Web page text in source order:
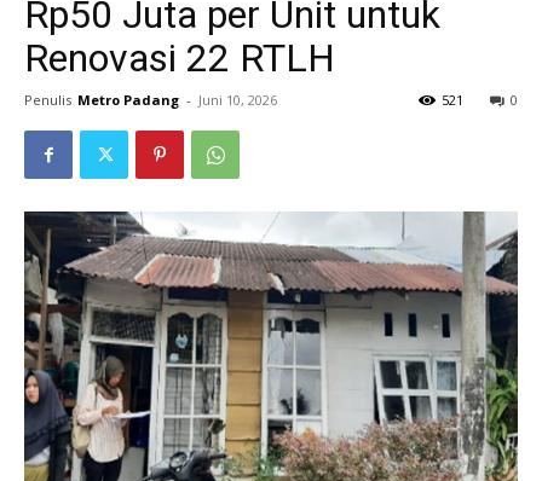
Rp50 Juta per Unit untuk
Renovasi 22 RTLH
Penulis Metro Padang - Juni 10, 2026 0
521